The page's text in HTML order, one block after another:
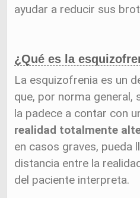
ayudar a reducir sus
¿Qué es la
La esquizofrenia es un
que, por norma general,
la padece a contar con
realidad totalmente
en casos graves, pueda
distancia entre la
del paciente interpreta.